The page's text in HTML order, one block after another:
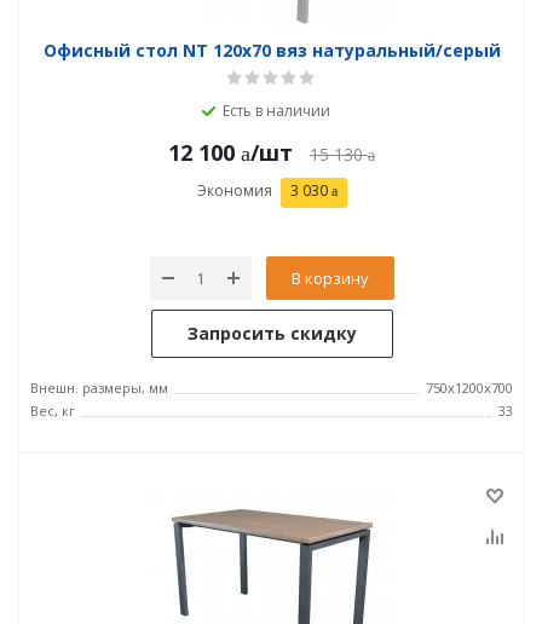
Офисный стол NT 120x70 вяз натуральный/серый
Есть в наличии
12 100 /шт 15 130
Экономия 3 030
В корзину
Запросить скидку
Внешн. размеры, мм
750x1200x700
Вес, кг
33